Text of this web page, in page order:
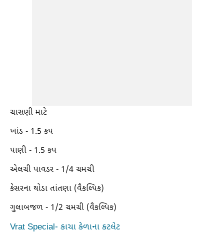
ચાસણી માટે
ખાંડ - 1.5 કપ
પાણી - 1.5 કપ
એલચી પાવડર - 1/4 ચમચી
કેસરના થોડા તાંતણા (વૈકલ્પિક)
ગુલાબજળ - 1/2 ચમચી (વૈકલ્પિક)
Vrat Special- કાચા કેળાના કટલેટ